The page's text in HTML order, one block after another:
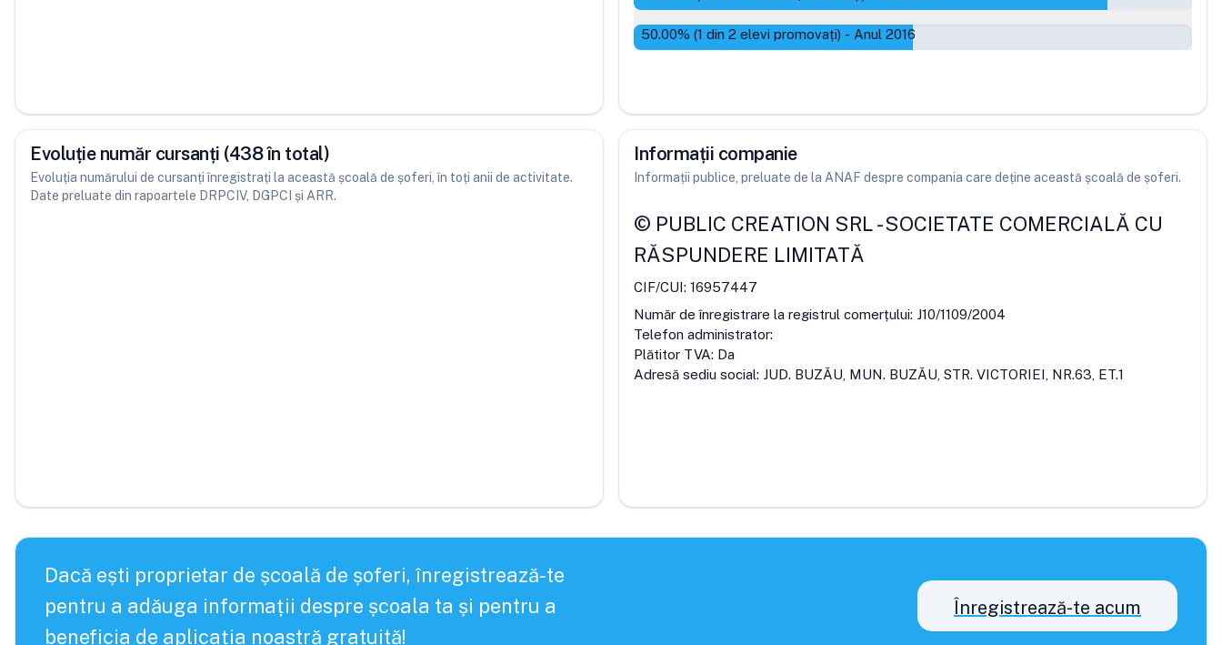
50.00% (1 din 2 elevi promovați) - Anul 2016
Evoluție număr cursanți (438 în total)
Evoluția numărului de cursanți înregistrați la această școală de șoferi, în toți anii de activitate.
Date preluate din rapoartele DRPCIV, DGPCI și ARR.
Informații companie
Informații publice, preluate de la ANAF despre compania care deține această școală de șoferi.
© PUBLIC CREATION SRL-SOCIETATE COMERCIALĂ CU
RĂSPUNDERE LIMITATĂ
CIF/CUI: 16957447
Număr de înregistrare la registrul comerțului: J10/1109/2004
Telefon administrator:
Plătitor TVA: Da
Adresă sediu social: JUD. BUZĂU, MUN. BUZĂU, STR. VICTORIEI, NR.63, ET.1
Dacă ești proprietar de școală de șoferi, înregistrează-te
pentru a adăuga informații despre școala ta și pentru a
beneficia de aplicația noastră gratuită!
Înregistrează-te acum